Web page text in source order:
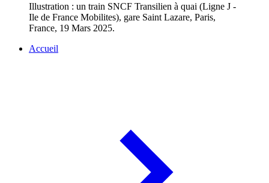
Illustration : un train SNCF Transilien à quai (Ligne J -
Ile de France Mobilites), gare Saint Lazare, Paris,
France, 19 Mars 2025.
Accueil